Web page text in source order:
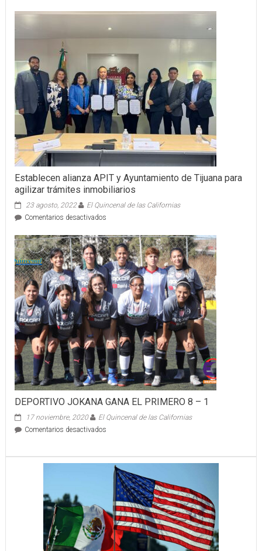
DE
CÁNCER
DE
MAMA
Establecen alianza APIT y Ayuntamiento de Tijuana para
agilizar trámites inmobiliarios
23 agosto, 2022
El Quincenal de las Californias
Comentarios desactivadosen
alianza
APIT
y
Ayuntamiento
de
Tijuana para
agilizar
trámites
inmobiliarios
DEPORTIVO JOKANA GANA EL PRIMERO 8 – 1
17 noviembre, 2020
El Quincenal de las Californias
Comentarios desactivadosen
PRIMERO
1